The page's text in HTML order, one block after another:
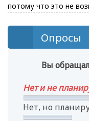
потому что это не
Опросы
Вы
Нет и не
Нет, но